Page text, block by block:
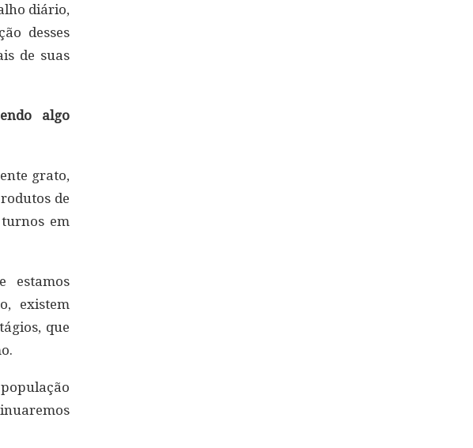
diário,
desses
de suas
algo
grato,
de
em
estamos
existem
que